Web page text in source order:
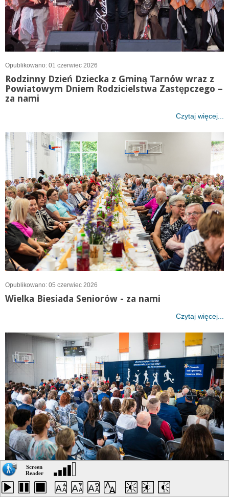
Opublikowano: 01 czerwiec 2026
Rodzinny Dzień Dziecka z Gminą Tarnów wraz z
Powiatowym Dniem Rodzicielstwa Zastępczego –
za nami
Czytaj więcej...
Opublikowano: 05 czerwiec 2026
Wielka Biesiada Seniorów - za nami
Czytaj więcej...
Opublikowano: 03 czerwiec 2026